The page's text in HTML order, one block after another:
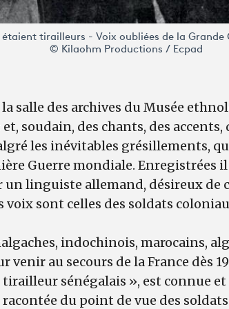
étaient tirailleurs - Voix oubliées de la Grande
© Kilaohm Productions / Ecpad
salle des archives du Musée
soudain, des chants, des
les inévitables grésillements,
Guerre mondiale. Enregistrées il
un linguiste allemand, désireux de
voix sont celles des soldats
indochinois, marocains,
venir au secours de la France dès
sénégalais », est connue
du point de vue des